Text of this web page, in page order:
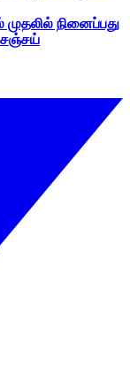
முதலில் நினைப்பது
சஞ்சய்